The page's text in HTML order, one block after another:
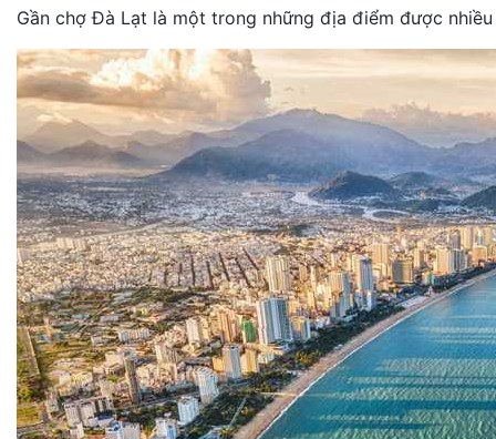
Gần chợ Đà Lạt là một trong những địa điểm được